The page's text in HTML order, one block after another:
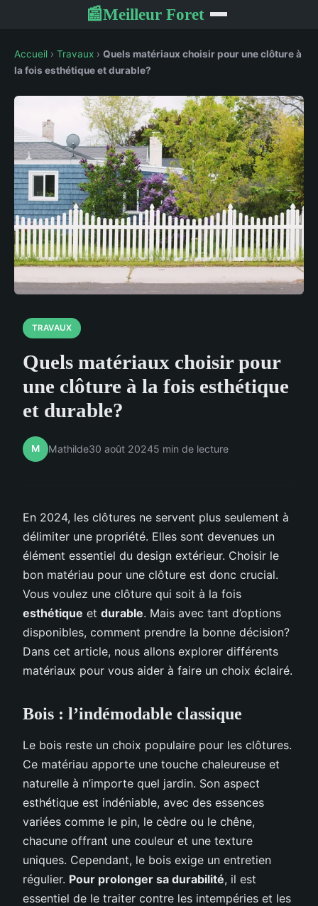
📰Meilleur Foret
Accueil › Travaux › Quels matériaux choisir pour une clôture à
la fois esthétique et durable?
TRAVAUX
Quels matériaux choisir pour
une clôture à la fois esthétique
et durable?
M Mathilde30 août 20245 min de lecture
En 2024, les clôtures ne servent plus seulement à
délimiter une propriété. Elles sont devenues un
élément essentiel du design extérieur. Choisir le
bon matériau pour une clôture est donc crucial.
Vous voulez une clôture qui soit à la fois
esthétique et durable. Mais avec tant d’options
disponibles, comment prendre la bonne décision?
Dans cet article, nous allons explorer différents
matériaux pour vous aider à faire un choix éclairé.
Bois : l’indémodable classique
Le bois reste un choix populaire pour les clôtures.
Ce matériau apporte une touche chaleureuse et
naturelle à n’importe quel jardin. Son aspect
esthétique est indéniable, avec des essences
variées comme le pin, le cèdre ou le chêne,
chacune offrant une couleur et une texture
uniques. Cependant, le bois exige un entretien
régulier. Pour prolonger sa durabilité, il est
essentiel de le traiter contre les intempéries et les